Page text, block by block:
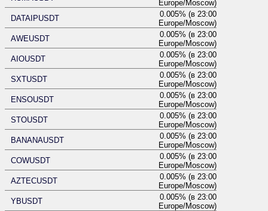
Europe/Moscow)
DATAIPUSDT
0.005% (в 23:00
Europe/Moscow)
AWEUSDT
0.005% (в 23:00
Europe/Moscow)
AIOUSDT
0.005% (в 23:00
Europe/Moscow)
SXTUSDT
0.005% (в 23:00
Europe/Moscow)
ENSOUSDT
0.005% (в 23:00
Europe/Moscow)
STOUSDT
0.005% (в 23:00
Europe/Moscow)
BANANAUSDT
0.005% (в 23:00
Europe/Moscow)
COWUSDT
0.005% (в 23:00
Europe/Moscow)
AZTECUSDT
0.005% (в 23:00
Europe/Moscow)
YBUSDT
0.005% (в 23:00
Europe/Moscow)